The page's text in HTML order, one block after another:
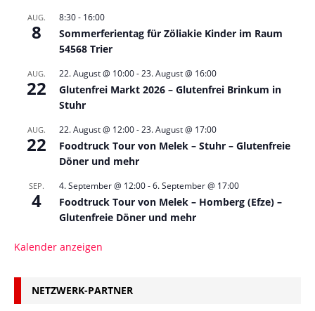
AUG.
8
8:30- 16:00
Sommerferientag für Zöliakie Kinder im Raum
54568 Trier
AUG.
22
22. August @ 10:00-23. August @ 16:00
Glutenfrei Markt 2026 – Glutenfrei Brinkum in
Stuhr
AUG.
22
22. August @ 12:00-23. August @ 17:00
Foodtruck Tour von Melek – Stuhr – Glutenfreie
Döner und mehr
SEP.
4
4. September @ 12:00-6. September @ 17:00
Foodtruck Tour von Melek – Homberg (Efze) –
Glutenfreie Döner und mehr
Kalender anzeigen
NETZWERK-PARTNER